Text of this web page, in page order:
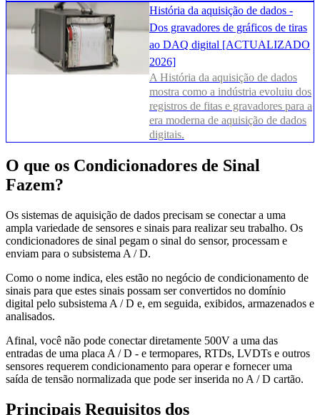
História da aquisição de dados -
Dos gravadores de gráficos de tiras
ao DAQ digital [ACTUALIZADO
2026]
A História da aquisição de dados
mostra como a indústria evoluiu dos
registros de fitas e gravadores para a
era moderna de aquisição de dados
digitais.
O que os Condicionadores de Sinal
Fazem?
Os sistemas de aquisição de dados precisam se conectar a uma
ampla variedade de sensores e sinais para realizar seu trabalho. Os
condicionadores de sinal pegam o sinal do sensor, processam e
enviam para o subsistema A / D.
Como o nome indica, eles estão no negócio de condicionamento de
sinais para que estes sinais possam ser convertidos no domínio
digital pelo subsistema A / D e, em seguida, exibidos, armazenados e
analisados.
Afinal, você não pode conectar diretamente 500V a uma das
entradas de uma placa A / D - e termopares, RTDs, LVDTs e outros
sensores requerem condicionamento para operar e fornecer uma
saída de tensão normalizada que pode ser inserida no A / D cartão.
Principais Requisitos dos